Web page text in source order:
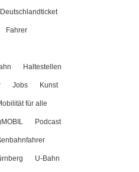
Deutschlandticket
Fahrer
Haltestellen
Jobs Kunst
für alle
Podcast
U-Bahn